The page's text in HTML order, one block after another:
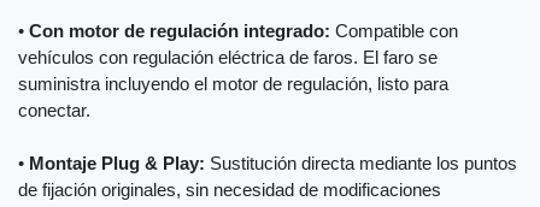
• Con motor de regulación integrado: Compatible con
vehículos con regulación eléctrica de faros. El faro se
suministra incluyendo el motor de regulación, listo para
conectar.
• Montaje Plug & Play: Sustitución directa mediante los puntos
de fijación originales, sin necesidad de modificaciones